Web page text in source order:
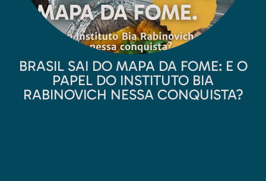
BRASIL SAI DO MAPA DA FOME: E O
PAPEL DO INSTITUTO BIA
RABINOVICH NESSA CONQUISTA?